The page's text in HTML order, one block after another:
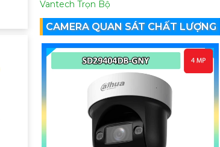
Vantech Trọn Bộ
CAMERA QUAN SÁT CHẤT LƯỢNG